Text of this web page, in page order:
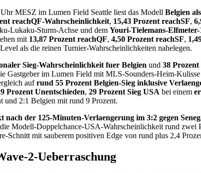
MESZ im Lumen Field Seattle liest das Modell Belgien
reachQF-Wahrscheinlichkeit, 15,43 Prozent reachSF,
Lukaku-Sturm-Achse und dem Youri-Tielemans-
mit 13,87 Prozent reachQF, 4,50 Prozent reachSF,
als die reinen Turnier-Wahrscheinlichkeiten nahelegen.
Sieg-Wahrscheinlichkeit fuer Belgien und 38
Gastgeber im Lumen Field mit MLS-Sounders-Heim-
aufrund 55 Prozent Belgien-Sieg inklusive
Prozent Unentschieden, 29 Prozent Sieg USA bei einem
und 2:1 Belgien mit rund 9 Prozent.
nach der 125-Minuten-Verlaengerung im 3:2 gegen
Modell-Doppelchance-USA-Wahrscheinlichkeit rund
Schnitt mit sauberem positiven Edge von rund plus 2,4
2-Ueberraschung